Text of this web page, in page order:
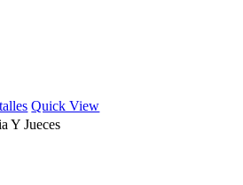
Quick View
Y Jueces